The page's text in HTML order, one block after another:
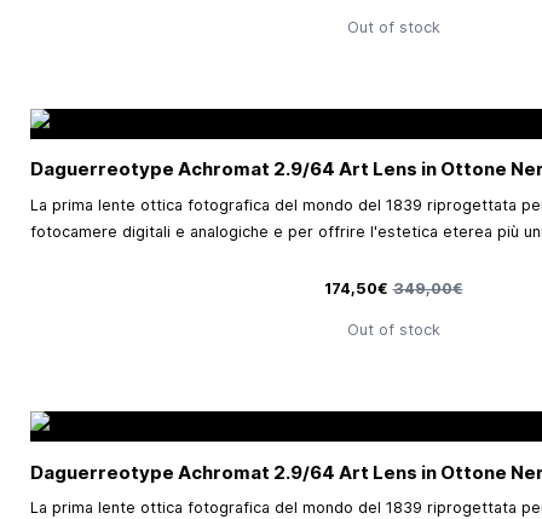
Out of stock
Daguerreotype Achromat 2.9/64 Art Lens in Ottone
La prima lente ottica fotografica del mondo del 1839 riprogettata
fotocamere digitali e analogiche e per offrire l'estetica eterea più
Prezzo speciale
174,50€ Prezzo predefinito
349,00€
Out of stock
Daguerreotype Achromat 2.9/64 Art Lens in Ottone
La prima lente ottica fotografica del mondo del 1839 riprogettata